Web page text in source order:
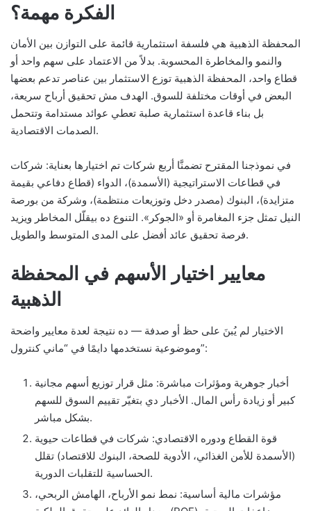
الفكرة مهمة؟
المحفظة الذهبية هي فلسفة استثمارية قائمة على التوازن بين الأمان
والنمو والمخاطرة المحسوبة. بدلاً من الاعتماد على سهم واحد أو
قطاع واحد، المحفظة الذهبية توزع الاستثمار بين عناصر تدعم بعضها
البعض في أوقات مختلفة للسوق. الهدف مش تحقيق أرباح سريعة،
بل بناء قاعدة استثمارية صلبة تعطي عوائد مستدامة وتتحمل
الصدمات الاقتصادية.
في نموذجنا المقترح تضمنَّا أربع شركات تم اختيارها بعناية: شركات
في قطاعات الاستراتيجية (الأسمدة)، الدواء (قطاع دفاعي بقيمة
متزايدة)، البنوك (مصدر دخل وتوزيعات منتظمة)، وشركة من بورصة
النيل تمثل جزء المغامرة أو «الجوكر». التنوع ده بيقلّل المخاطر ويزيد
فرصة تحقيق عائد أفضل على المدى المتوسط والطويل.
معايير اختيار الأسهم في المحفظة
الذهبية
الاختيار لم يُبنَ على حظ أو صدفة — ده نتيجة لعدة معايير واضحة
وموضوعية نستخدمها دايمًا في “ماني كنترول”:
أخبار جوهرية ومؤثرات مباشرة: مثل قرار توزيع أسهم مجانية
كبير أو زيادة رأس المال. الأخبار دي بتغيّر تقييم السوق للسهم
بشكل مباشر.
قوة القطاع ودوره الاقتصادي: شركات في قطاعات حيوية
(الأسمدة للأمن الغذائي، الأدوية للصحة، البنوك للاقتصاد) تقلل
الحساسية للتقلبات الدورية.
مؤشرات مالية أساسية: نمط نمو الأرباح، الهامش الربحي،